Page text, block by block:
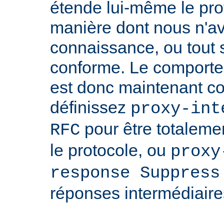
étende lui-même le
manière dont nous
connaissance, ou tout
conforme. Le
est donc maintenant
définissez proxy-
RFC pour être
le protocole, ou
response Suppress
réponses